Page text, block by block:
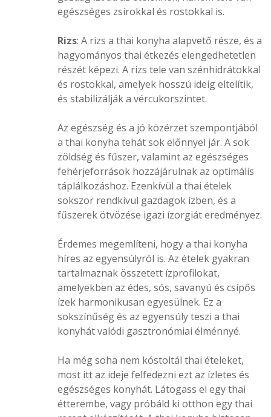
egészséges zsírokkal és rostokkal is.
Rizs: A rizs a thai konyha alapvető része, és a
hagyományos thai étkezés elengedhetetlen
részét képezi. A rizs tele van szénhidrátokkal
és rostokkal, amelyek hosszú ideig eltelítik,
és stabilizálják a vércukorszintet.
Az egészség és a jó közérzet szempontjából
a thai konyha tehát sok előnnyel jár. A sok
zöldség és fűszer, valamint az egészséges
fehérjeforrások hozzájárulnak az optimális
táplálkozáshoz. Ezenkívül a thai ételek
sokszor rendkívül gazdagok ízben, és a
fűszerek ötvözése igazi ízorgiát eredményez.
Érdemes megemlíteni, hogy a thai konyha
híres az egyensúlyról is. Az ételek gyakran
tartalmaznak összetett ízprofilokat,
amelyekben az édes, sós, savanyú és csípős
ízek harmonikusan egyesülnek. Ez a
sokszínűség és az egyensúly teszi a thai
konyhát valódi gasztronómiai élménnyé.
Ha még soha nem kóstoltál thai ételeket,
most itt az ideje felfedezni ezt az ízletes és
egészséges konyhát. Látogass el egy thai
étterembe, vagy próbáld ki otthon egy thai